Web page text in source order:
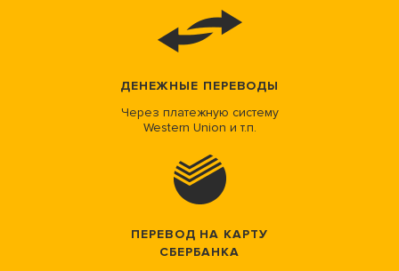
ДЕНЕЖНЫЕ ПЕРЕВОДЫ
Через платежную систему
Western Union и т.п.
ПЕРЕВОД НА КАРТУ
СБЕРБАНКА